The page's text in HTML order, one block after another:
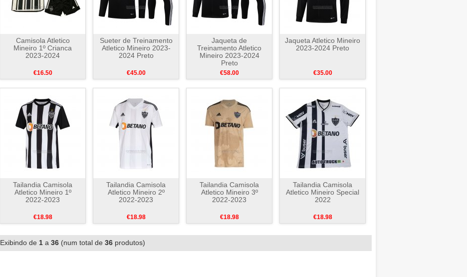
Camisola Atletico
Mineiro 1º Crianca
2023-2024
€16.50
Sueter de Treinamento
Atletico Mineiro 2023-
2024 Preto
€45.00
Jaqueta de
Treinamento Atletico
Mineiro 2023-2024
Preto
€58.00
Jaqueta Atletico Mineiro
2023-2024 Preto
€35.00
Tailandia Camisola
Atletico Mineiro 1º
2022-2023
€18.98
Tailandia Camisola
Atletico Mineiro 2º
2022-2023
€18.98
Tailandia Camisola
Atletico Mineiro 3º
2022-2023
€18.98
Tailandia Camisola
Atletico Mineiro Special
2022
€18.98
Exibindo de 1 a 36 (num total de 36 produtos)